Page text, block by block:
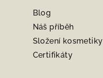
Blog
Náš příběh
Složení kosmetiky
Certifikáty